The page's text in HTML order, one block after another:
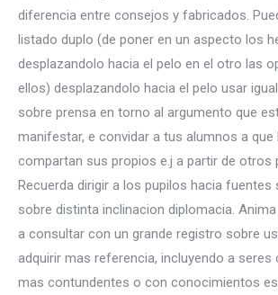
diferencia entre consejos y fabricados.
listado duplo (de poner en un aspecto los
desplazandolo hacia el pelo en el otro las
ellos) desplazandolo hacia el pelo usar
sobre prensa en torno al argumento que
manifestar, e convidar a tus alumnos a que
compartan sus propios e.j a partir de otros
Recuerda dirigir a los pupilos hacia
sobre distinta inclinacion diplomacia.
a consultar con un grande registro sobre
adquirir mas referencia, incluyendo a seres
mas contundentes o con conocimientos